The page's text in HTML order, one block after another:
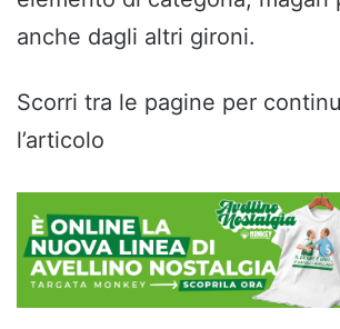
anche dagli altri gironi.
Scorri tra le pagine per
l’articolo